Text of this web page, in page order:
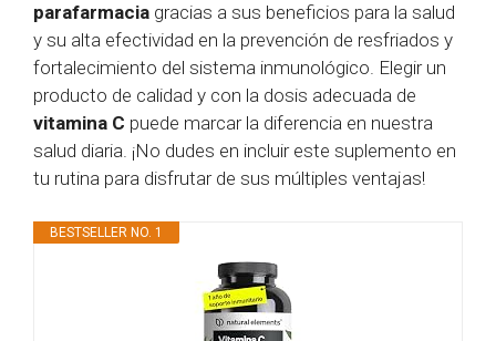
parafarmacia gracias a sus beneficios para la salud
y su alta efectividad en la prevención de resfriados y
fortalecimiento del sistema inmunológico. Elegir un
producto de calidad y con la dosis adecuada de
vitamina C puede marcar la diferencia en nuestra
salud diaria. ¡No dudes en incluir este suplemento en
tu rutina para disfrutar de sus múltiples ventajas!
BESTSELLER NO. 1